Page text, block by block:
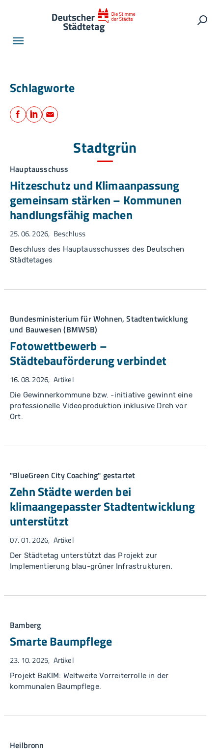
Schlagworte
Teilen
Facebook
LinkedIn
E-Mail
Stadtgrün
Hauptausschuss
Hitzeschutz und Klimaanpassung
gemeinsam stärken – Kommunen
handlungsfähig machen
25. 06. 2026 Beschluss
Beschluss des Hauptausschusses des Deutschen
Städtetages
Bundesministerium für Wohnen, Stadtentwicklung
und Bauwesen (BMWSB)
Fotowettbewerb –
Städtebauförderung verbindet
16. 08. 2026 Artikel
Die Gewinnerkommune bzw. -initiative gewinnt eine
professionelle Videoproduktion inklusive Dreh vor
Ort.
"BlueGreen City Coaching" gestartet
Zehn Städte werden bei
klimaangepasster Stadtentwicklung
unterstützt
07. 01. 2026 Artikel
Der Städtetag unterstützt das Projekt zur
Implementierung blau-grüner Infrastrukturen.
Bamberg
Smarte Baumpflege
23. 10. 2025 Artikel
Projekt BaKIM: Weltweite Vorreiterrolle in der
kommunalen Baumpflege.
Heilbronn